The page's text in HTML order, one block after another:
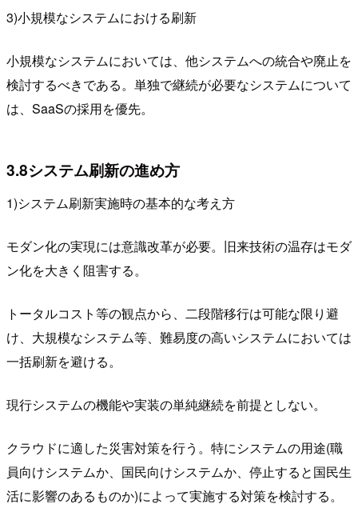
3)小規模なシステムにおける刷新
小規模なシステムにおいては、他システムへの統合や廃止を
検討するべきである。単独で継続が必要なシステムについて
は、SaaSの採用を優先。
3.8システム刷新の進め方
1)システム刷新実施時の基本的な考え方
モダン化の実現には意識改革が必要。旧来技術の温存はモダ
ン化を大きく阻害する。
トータルコスト等の観点から、二段階移行は可能な限り避
け、大規模なシステム等、難易度の高いシステムにおいては
一括刷新を避ける。
現行システムの機能や実装の単純継続を前提としない。
クラウドに適した災害対策を行う。特にシステムの用途(職
員向けシステムか、国民向けシステムか、停止すると国民生
活に影響のあるものか)によって実施する対策を検討する。